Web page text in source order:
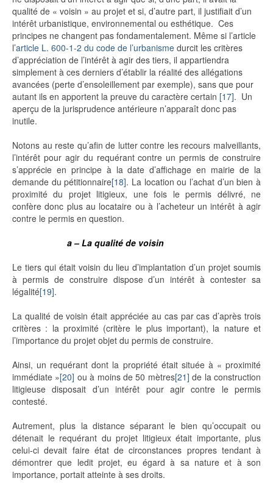
qualité de « voisin » au projet et si, d’autre part, il justifiait d’un
intérêt urbanistique, environnemental ou esthétique. Ces
principes ne changent pas fondamentalement. Même si l’article
l’article L. 600-1-2 du code de l’urbanisme durcit les critères
d’appréciation de l’intérêt à agir des tiers, il appartiendra
simplement à ces derniers d’établir la réalité des allégations
avancées (perte d’ensoleillement par exemple), sans que pour
autant ils en apportent la preuve du caractère certain [17]. Un
aperçu de la jurisprudence antérieure n’apparaît donc pas
inutile.
Notons au reste qu’afin de lutter contre les recours malveillants,
l’intérêt pour agir du requérant contre un permis de construire
s’apprécie en principe à la date d’affichage en mairie de la
demande du pétitionnaire[18]. La location ou l’achat d’un bien à
proximité du projet litigieux, une fois le permis délivré, ne
confère donc plus au locataire ou à l’acheteur un intérêt à agir
contre le permis en question.
a – La qualité de voisin
Le tiers qui était voisin du lieu d’implantation d’un projet soumis
à permis de construire dispose d’un intérêt à contester sa
légalité[19].
La qualité de voisin était appréciée au cas par cas d’après trois
critères : la proximité (critère le plus important), la nature et
l’importance du projet objet du permis de construire.
Ainsi, un requérant dont la propriété était située à « proximité
immédiate »[20] ou à moins de 50 mètres[21] de la construction
litigieuse disposait d’un intérêt pour agir contre le permis
contesté.
Autrement, plus la distance séparant le bien qu’occupait ou
détenait le requérant du projet litigieux était importante, plus
celui-ci devait faire état de circonstances propres tendant à
démontrer que ledit projet, eu égard à sa nature et à son
importance, portait atteinte à ses droits.